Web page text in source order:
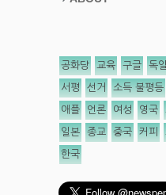
공화당 교육 구글 독
서평 선거 소득 불평등
애플 언론 여성 영국
일본 종교 중국 커피
한국